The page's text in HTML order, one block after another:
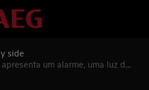
side
um alarme, uma luz de